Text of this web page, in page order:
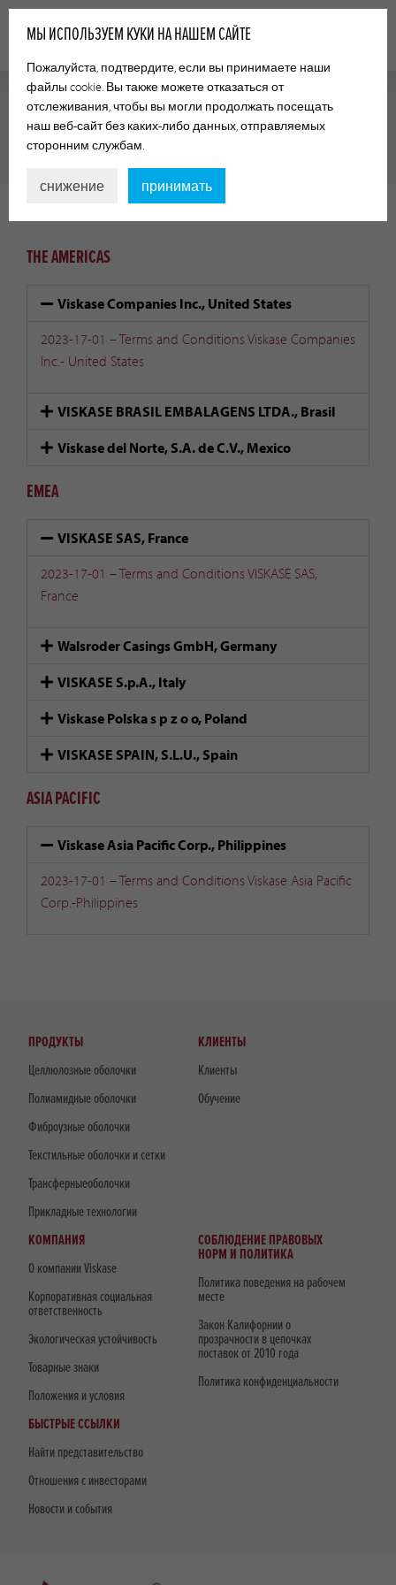
ПОЛОЖЕНИЯ И УСЛОВИЯ
THE AMERICAS
Viskase Companies Inc., United States
2023-17-01 – Terms and Conditions Viskase Companies
Inc.- United States
VISKASE BRASIL EMBALAGENS LTDA., Brasil
Viskase del Norte, S.A. de C.V., Mexico
EMEA
VISKASE SAS, France
2023-17-01 – Terms and Conditions VISKASE SAS,
France
Walsroder Casings GmbH, Germany
VISKASE S.p.A., Italy
Viskase Polska s p z o o, Poland
VISKASE SPAIN, S.L.U., Spain
ASIA PACIFIC
Viskase Asia Pacific Corp., Philippines
2023-17-01 – Terms and Conditions Viskase Asia Pacific
Corp.-Philippines
ПРОДУКТЫ
Целлюлозные оболочки
Полиамидные оболочки
Фиброузные оболочки
Текстильные оболочки и сетки
Трансферныеоболочки
Прикладные технологии
КЛИЕНТЫ
Клиенты
Обучение
КОМПАНИЯ
О компании Viskase
Корпоративная социальная
ответственность
Экологическая устойчивость
Товарные знаки
Положения и условия
СОБЛЮДЕНИЕ ПРАВОВЫХ
НОРМ И ПОЛИТИКА
Политика поведения на рабочем
месте
Закон Калифорнии о
прозрачности в цепочках
поставок от 2010 года
Политика конфиденциальности
БЫСТРЫЕ ССЫЛКИ
Найти представительство
Отношения с инвесторами
Новости и события
МЫ ИСПОЛЬЗУЕМ КУКИ НА НАШЕМ САЙТЕ
Пожалуйста, подтвердите, если вы принимаете наши
файлы cookie. Вы также можете отказаться от
отслеживания, чтобы вы могли продолжать посещать
наш веб-сайт без каких-либо данных, отправляемых
сторонним службам.
снижение принимать